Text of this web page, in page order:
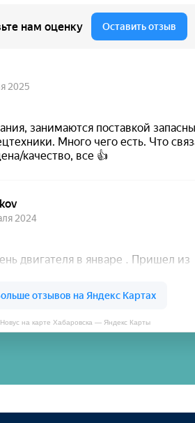
Новус на карте Хабаровска — Яндекс Карты